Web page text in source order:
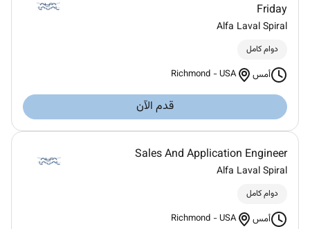
Friday
Alfa Laval Spiral
دوام كامل
أمس Richmond -USA
قدم الآن
Sales And Application Engineer
Alfa Laval Spiral
دوام كامل
أمس Richmond -USA